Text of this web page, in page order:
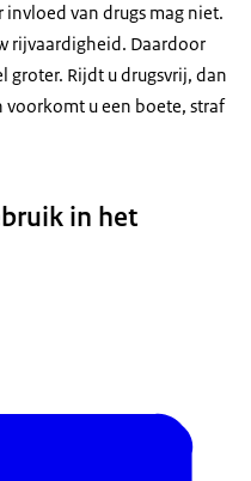
van drugs mag niet.
rijvaardigheid. Daardoor
groter. Rijdt u drugsvrij, dan
voorkomt u een boete, straf
in het